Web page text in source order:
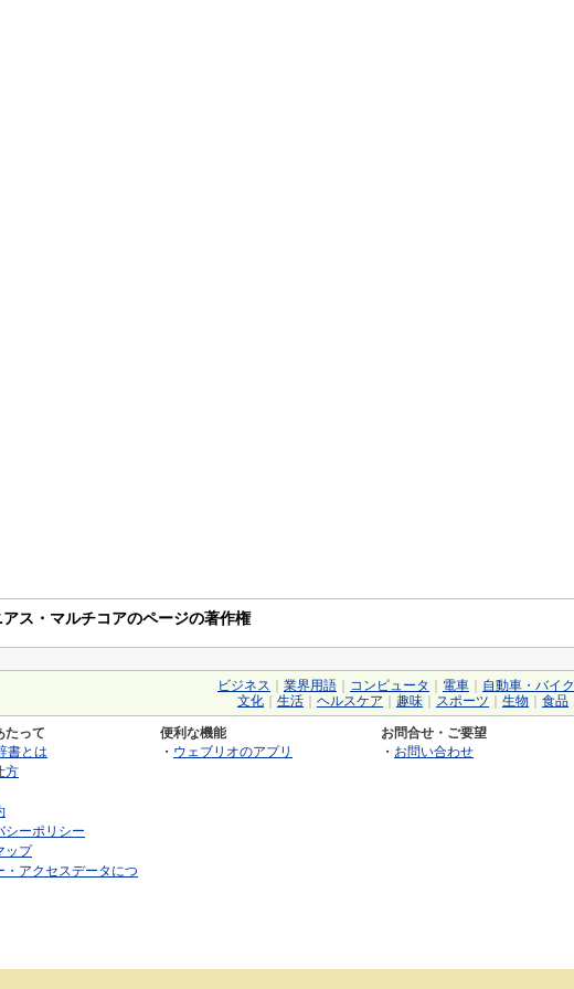
ス・マルチコアのページの著作権
ビジネス 業界用語 コンピュータ 電車 自動車・バイク
文化
生活 ヘルスケア 趣味 スポーツ 生物 食品
たって
書とは
方
シーポリシー
ップ
・アクセスデータにつ
便利な機能
・ ウェブリオのアプリ
お問合せ・ご要望
・ お問い合わせ